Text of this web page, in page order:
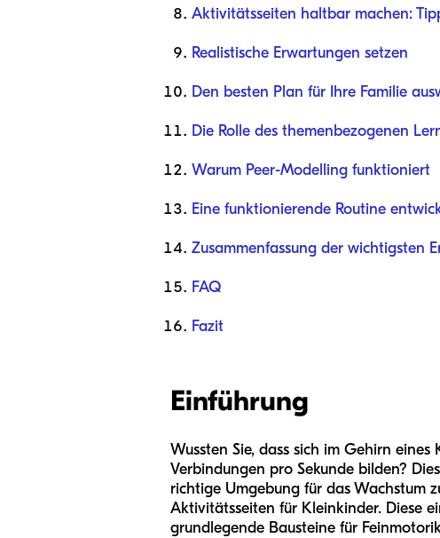
Aktivitätsseiten haltbar machen:
Realistische Erwartungen setzen
Den besten Plan für Ihre Familie
Die Rolle des themenbezogenen
Warum Peer-Modelling funktioniert
Eine funktionierende Routine
Zusammenfassung der wichtigsten
FAQ
Fazit
Einführung
Wussten Sie, dass sich im Gehirn
Verbindungen pro Sekunde bilden?
richtige Umgebung für das Wachstum
Aktivitätsseiten für Kleinkinder. Diese
grundlegende Bausteine für